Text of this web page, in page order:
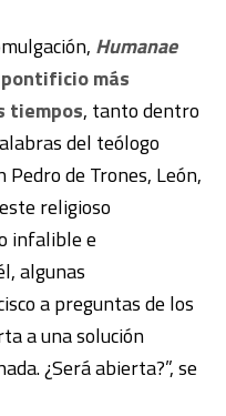
Humanae
más
tiempos, tanto dentro
del teólogo
de Trones, León,
religioso
infalible e
algunas
a preguntas de los
a una solución
¿Será abierta?”, se